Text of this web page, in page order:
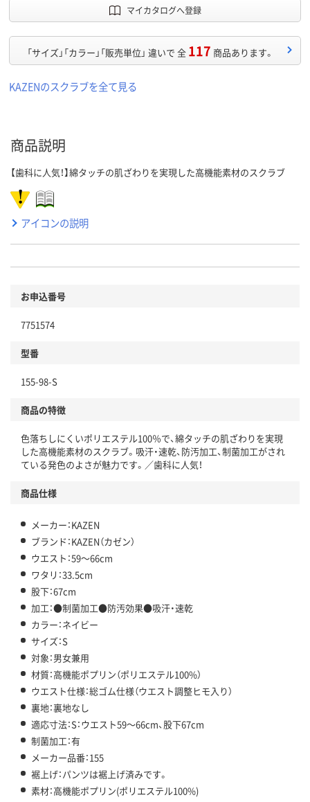
マイカタログへ登録
「サイズ」「カラー」「販売単位」 違いで 全 117 商品あります。
KAZENのスクラブを全て見る
商品説明
【歯科に人気！】綿タッチの肌ざわりを実現した高機能素材のスクラブ
アイコンの説明
お申込番号
7751574
型番
155-98-S
商品の特徴
色落ちしにくいポリエステル100％で、綿タッチの肌ざわりを実現
した高機能素材のスクラブ。吸汗・速乾、防汚加工、制菌加工がされ
ている発色のよさが魅力です。／歯科に人気！
商品仕様
メーカー：KAZEN
ブランド：KAZEN（カゼン）
ウエスト：59～66cm
ワタリ：33.5cm
股下：67cm
加工：●制菌加工●防汚効果●吸汗・速乾
カラー：ネイビー
サイズ：S
対象：男女兼用
材質：高機能ポプリン（ポリエステル100%）
ウエスト仕様：総ゴム仕様（ウエスト調整ヒモ入り）
裏地：裏地なし
適応寸法：S：ウエスト59～66cm、股下67cm
制菌加工：有
メーカー品番：155
裾上げ：パンツは裾上げ済みです。
素材：高機能ポプリン(ポリエステル100%)